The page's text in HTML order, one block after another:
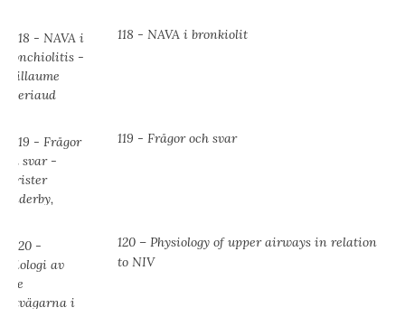
118 - NAVA i bronkiolit
119 - Frågor och svar
120 – Physiology of upper airways in relation
to NIV